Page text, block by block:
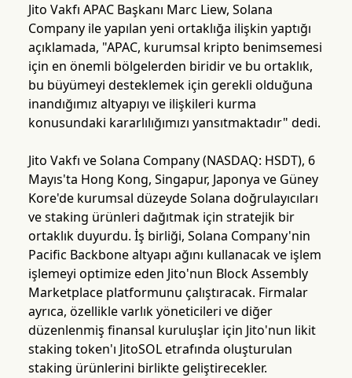
Jito Vakfı APAC Başkanı Marc Liew, Solana
Company ile yapılan yeni ortaklığa ilişkin yaptığı
açıklamada, "APAC, kurumsal kripto benimsemesi
için en önemli bölgelerden biridir ve bu ortaklık,
bu büyümeyi desteklemek için gerekli olduğuna
inandığımız altyapıyı ve ilişkileri kurma
konusundaki kararlılığımızı yansıtmaktadır" dedi.
Jito Vakfı ve Solana Company (NASDAQ: HSDT), 6
Mayıs'ta Hong Kong, Singapur, Japonya ve Güney
Kore'de kurumsal düzeyde Solana doğrulayıcıları
ve staking ürünleri dağıtmak için stratejik bir
ortaklık duyurdu. İş birliği, Solana Company'nin
Pacific Backbone altyapı ağını kullanacak ve işlem
işlemeyi optimize eden Jito'nun Block Assembly
Marketplace platformunu çalıştıracak. Firmalar
ayrıca, özellikle varlık yöneticileri ve diğer
düzenlenmiş finansal kuruluşlar için Jito'nun likit
staking token'ı JitoSOL etrafında oluşturulan
staking ürünlerini birlikte geliştirecekler.